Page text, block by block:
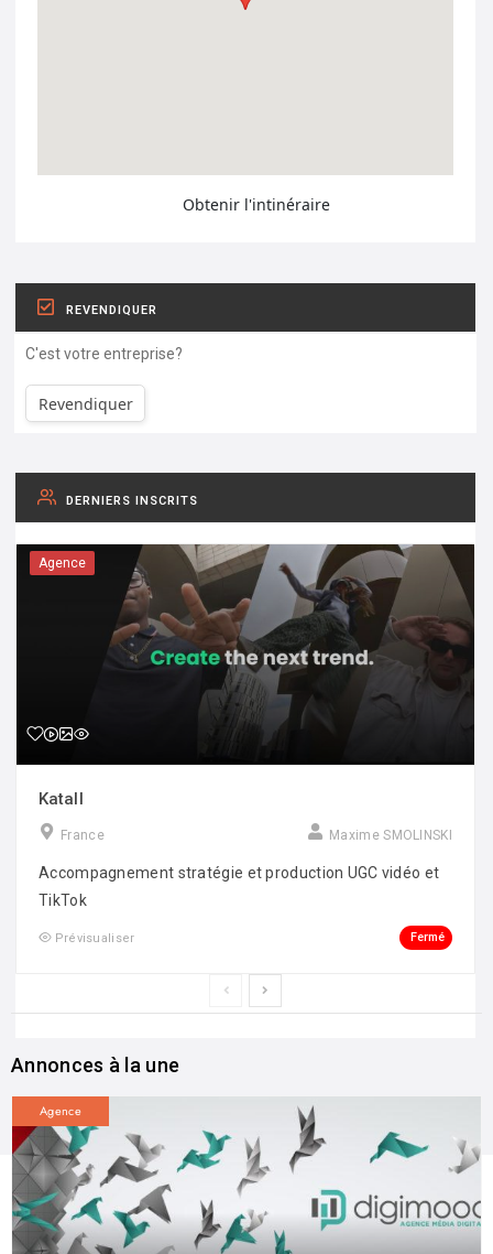
Obtenir l'intinéraire
REVENDIQUER
C'est votre entreprise?
Revendiquer
DERNIERS INSCRITS
Agence
Katall
France Maxime SMOLINSKI
Accompagnement stratégie et production UGC vidéo et
TikTok
Prévisualiser Fermé
Annonces à la une
Agence